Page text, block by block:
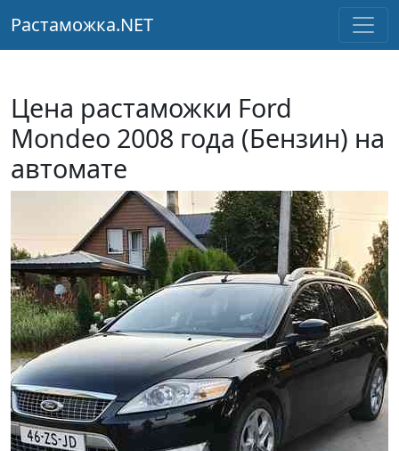
Растаможка.NET
Цена растаможки Ford
Mondeo 2008 года (Бензин) на
автомате